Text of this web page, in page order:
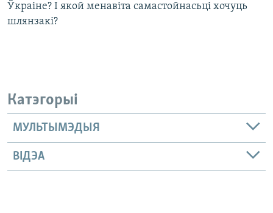
Ўкраіне? І якой менавіта самастойнасьці хочуць
шлянзакі?
Катэгорыі
МУЛЬТЫМЭДЫЯ
ВІДЭА